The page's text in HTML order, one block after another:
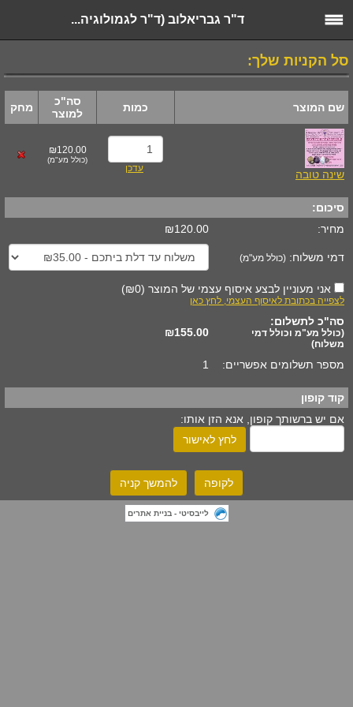
ד"ר גבריאלוב (ד"ר לגמולוגיה...
סל הקניות שלך:
שם המוצר כמות
סה"כ
למוצר
מחק
שינה טובה עדכן
₪120.00
(כולל מע"מ)
סיכום:
מחיר:
₪120.00
דמי משלוח: (כולל מע"מ)
אני מעוניין לבצע איסוף עצמי של המוצר (
₪0
)
לצפייה בכתובת לאיסוף העצמי, לחץ כאן
סה"כ לתשלום:
(כולל מע"מ וכולל דמי
משלוח)
₪155.00
מספר תשלומים אפשריים: 1
קוד קופון
אם יש ברשותך קופון, אנא הזן אותו:
לחץ לאישור
לקופה להמשך קניה
לייבסיטי - בניית אתרים